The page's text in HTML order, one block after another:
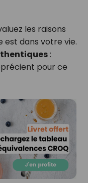
les raisons
est dans votre vie.
:
pour ce